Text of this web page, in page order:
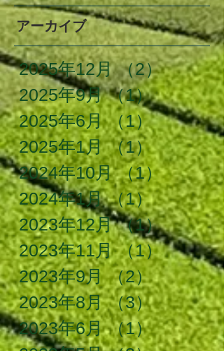
アーカイブ
2025年12月 （2）2件の記
2025年9月 （1）1件の記事
2025年6月 （1）1件の記事
2025年1月 （1）1件の記事
2024年10月 （1）1件の記
2024年1月 （1）1件の記事
2023年12月 （1）1件の記
2023年11月 （1）1件の記
2023年9月 （2）2件の記事
2023年8月 （3）3件の記事
2023年6月 （1）1件の記事